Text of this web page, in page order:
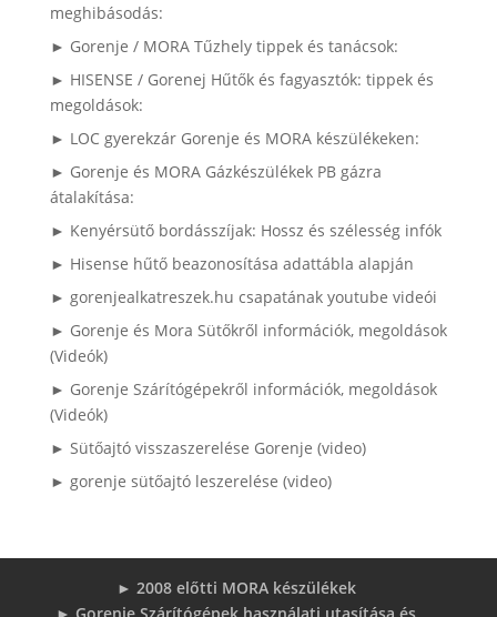
meghibásodás:
► Gorenje / MORA Tűzhely tippek és tanácsok:
► HISENSE / Gorenej Hűtők és fagyasztók: tippek és
megoldások:
► LOC gyerekzár Gorenje és MORA készülékeken:
► Gorenje és MORA Gázkészülékek PB gázra
átalakítása:
► Kenyérsütő bordásszíjak: Hossz és szélesség infók
► Hisense hűtő beazonosítása adattábla alapján
► gorenjealkatreszek.hu csapatának youtube videói
► Gorenje és Mora Sütőkről információk, megoldások
(Videók)
► Gorenje Szárítógépekről információk, megoldások
(Videók)
► Sütőajtó visszaszerelése Gorenje (video)
► gorenje sütőajtó leszerelése (video)
► 2008 előtti MORA készülékek
► Gorenje Szárítógépek használati utasítása és